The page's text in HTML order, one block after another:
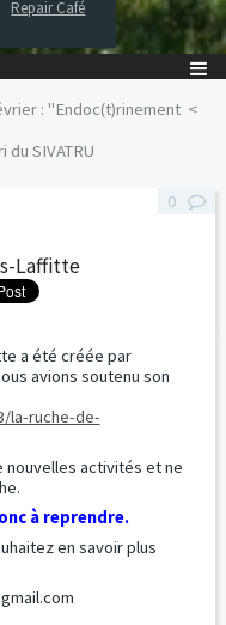
Repair Café
: "Endoc(t)rinement
du SIVATRU
Laffitte
a été créée par
avions soutenu son
la-ruche-de-
nouvelles activités et ne
à reprendre.
en savoir plus
0